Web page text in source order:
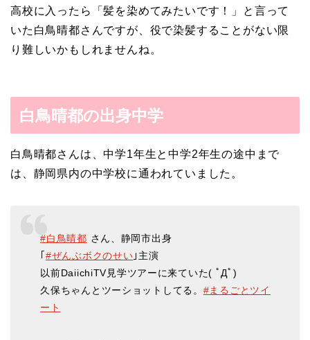
高校に入ったら「髪を染めてみたいです！」と言って
いた白鳥晴都さんですが、役で染髪することがない限
り難しいかもしれませんね。
白鳥晴都の出身中学
白鳥晴都さんは、中学1年生と中学2年生の途中まで
は、静岡県内の中学校に通われていました。
#白鳥晴都 さん、静岡市出身
#ぜんぶボクのせい ｣主演
以前DaiichiTV見学ツアーに来ていた( ﾟДﾟ)
久保ちゃんとツーショットしてる。 #まるごとツイ
ート